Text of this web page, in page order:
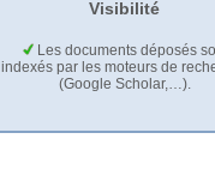
Visibilité
Les documents déposés
indexés par les moteurs de
(Google Scholar,…).